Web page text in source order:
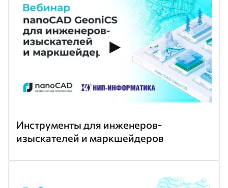
Инструменты для инженеров-
изыскателей и маркшейдеров